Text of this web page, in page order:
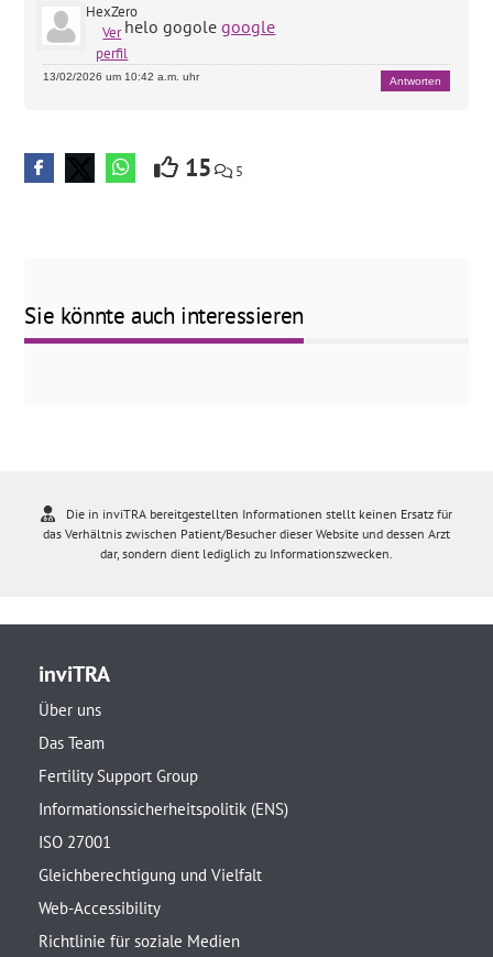
HexZero
Ver
perfil
helo gogolegoogle
13/02/2026 um 10:42 a.m. uhr Antworten
15 5
Sie könnte auch interessieren
Die in inviTRA bereitgestellten Informationen stellt keinen Ersatz für
das Verhältnis zwischen Patient/Besucher dieser Website und dessen Arzt
dar, sondern dient lediglich zu Informationszwecken.
inviTRA
Über uns
Das Team
Fertility Support Group
Informationssicherheitspolitik (ENS)
ISO 27001
Gleichberechtigung und Vielfalt
Web-Accessibility
Richtlinie für soziale Medien